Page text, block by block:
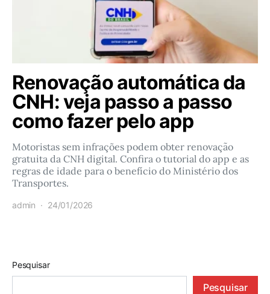
Renovação automática da
CNH: veja passo a passo
como fazer pelo app
Motoristas sem infrações podem obter renovação
gratuita da CNH digital. Confira o tutorial do app e as
regras de idade para o benefício do Ministério dos
Transportes.
admin 24/01/2026
Pesquisar
Pesquisar